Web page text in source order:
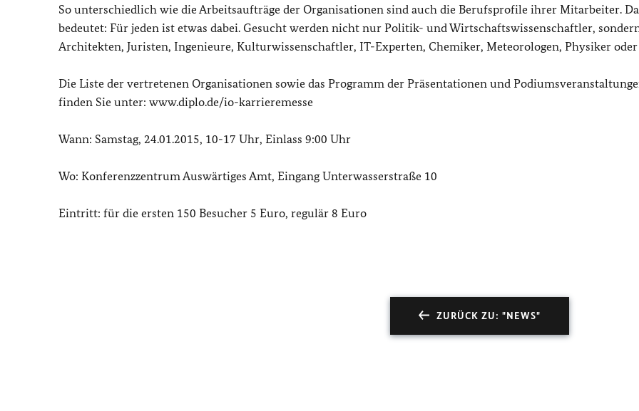
So unterschiedlich wie die Arbeitsaufträge der Organisationen sind auch die Berufsprofile ihrer Mitarbeiter.
bedeutet: Für jeden ist etwas dabei. Gesucht werden nicht nur Politik- und Wirtschaftswissenschaftler,
Architekten, Juristen, Ingenieure, Kulturwissenschaftler, IT-Experten, Chemiker, Meteorologen, Physiker oder
Die Liste der vertretenen Organisationen sowie das Programm der Präsentationen und
finden Sie unter: www.diplo.de/io-karrieremesse
Wann: Samstag, 24.01.2015, 10-17 Uhr, Einlass 9:00 Uhr
Wo: Konferenzzentrum Auswärtiges Amt, Eingang Unterwasserstraße 10
Eintritt: für die ersten 150 Besucher 5 Euro, regulär 8 Euro
ZURÜCK ZU: "NEWS"